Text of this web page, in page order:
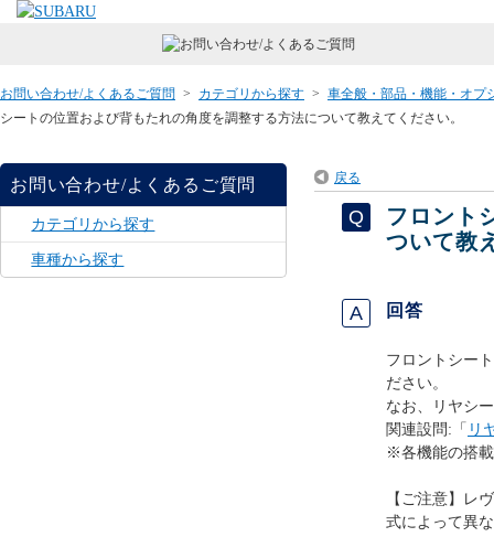
お問い合わせ/よくあるご質問 > カテゴリから探す > 車全般・部品・機能・オプ
シートの位置および背もたれの角度を調整する方法について教えてください。
お問い合わせ/よくあるご質問
カテゴリから探す
車種から探す
戻る
フロント
ついて教
回答
フロントシー
ださい。
なお、リヤシ
関連設問:「 リ
※各機能の搭
【ご注意】レ
式によって異